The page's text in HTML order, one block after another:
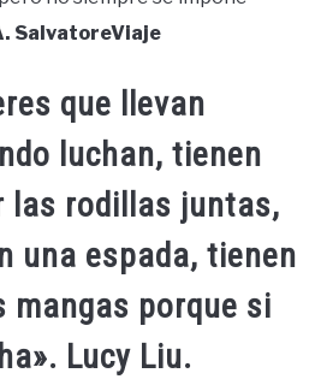
SalvatoreViaje
que llevan
luchan, tienen
las rodillas juntas,
una espada, tienen
mangas porque si
Lucy Liu.